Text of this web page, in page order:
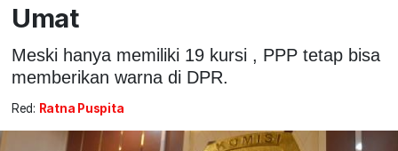
Umat
Meski hanya memiliki 19 kursi , PPP tetap bisa
memberikan warna di DPR.
Red: Ratna Puspita